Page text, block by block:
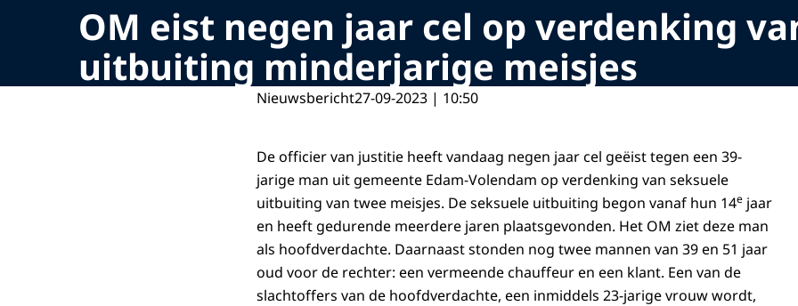
OM eist negen jaar cel op verdenking
uitbuiting minderjarige meisjes
Nieuwsbericht27-09-2023 | 10:50
De officier van justitie heeft vandaag negen jaar cel geëist tegen een 39-
jarige man uit gemeente Edam-Volendam op verdenking van seksuele
uitbuiting van twee meisjes. De seksuele uitbuiting begon vanaf hun 14e jaar
en heeft gedurende meerdere jaren plaatsgevonden. Het OM ziet deze man
als hoofdverdachte. Daarnaast stonden nog twee mannen van 39 en 51 jaar
oud voor de rechter: een vermeende chauffeur en een klant. Een van de
slachtoffers van de hoofdverdachte, een inmiddels 23-jarige vrouw wordt,